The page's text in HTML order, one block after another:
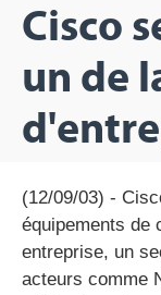
Cisco
un de
(12/09/03) -
équipements de
entreprise, un
acteurs comme